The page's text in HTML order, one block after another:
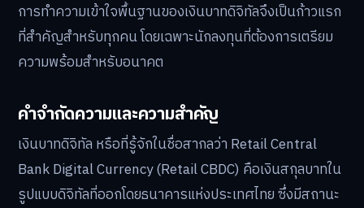
การทำความเข้าใจพื้นฐานของเงินบาทดิจิทัลจึงเป็นก้าวแรก
ที่สำคัญสำหรับทุกคน โดยเฉพาะนักลงทุนที่ต้องการเตรียม
ความพร้อมสำหรับอนาคต
คำจำกัดความและความสำคัญ
เงินบาทดิจิทัล หรือที่รู้จักในชื่อสากลว่า Retail Central
Bank Digital Currency (Retail CBDC) คือเงินสกุลบาทใน
รูปแบบดิจิทัลที่ออกโดยธนาคารแห่งประเทศไทย ซึ่งมีสถานะ